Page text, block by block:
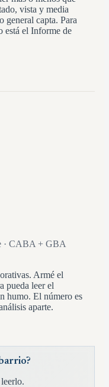
vista y media
general capta. Para
está el Informe de
· CABA + GBA
Armé el
pueda leer el
humo. El número es
aparte.